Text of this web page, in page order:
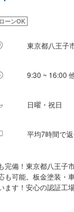
ローンOK
東京都八王子
9:30 ~ 16:00
日曜・祝日
平均7時間で
備！東京都八王子
も可能。板金塗装・
ます！安心の認証工